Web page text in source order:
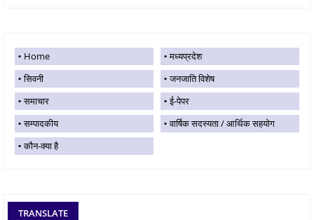
Home
मध्यप्रदेश
सिवनी
जनजाति विशेष
समाचार
ई-पेपर
सम्पादकीय
वार्षिक सदस्यता / आर्थिक सहयोग
कौन-क्या है
TRANSLATE